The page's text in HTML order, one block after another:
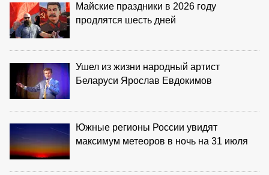
Майские праздники в 2026 году
продлятся шесть дней
Ушел из жизни народный артист
Беларуси Ярослав Евдокимов
Южные регионы России увидят
максимум метеоров в ночь на 31 июля